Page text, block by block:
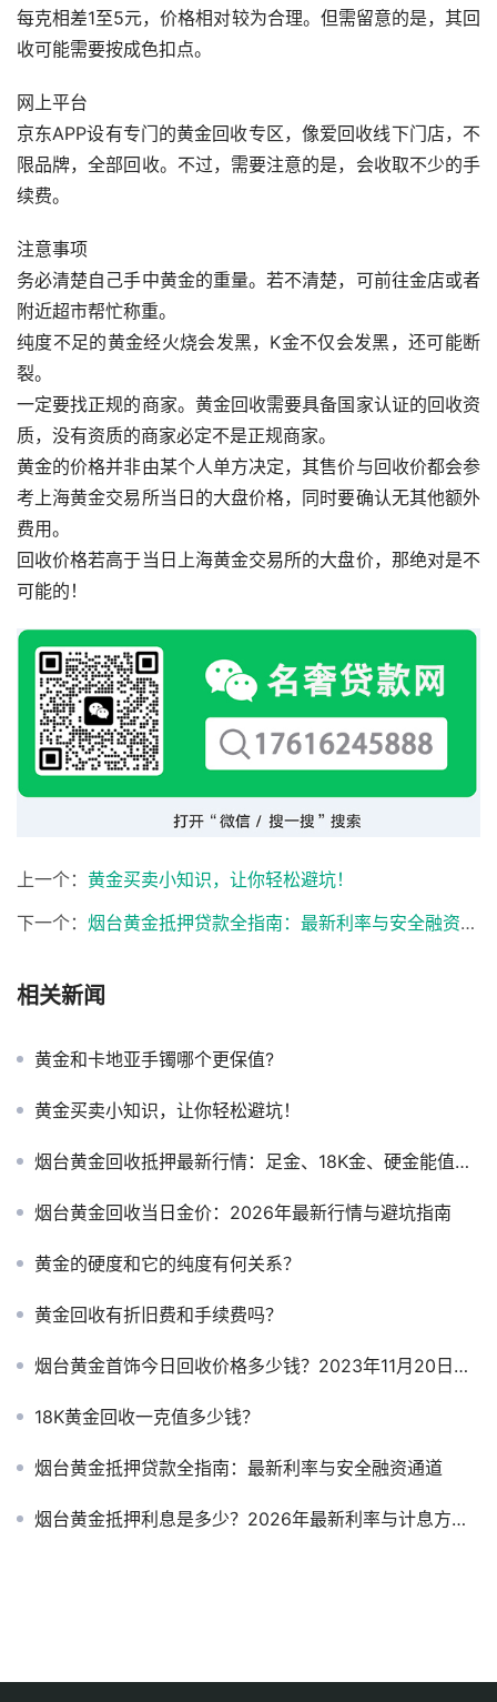
每克相差1至5元，价格相对较为合理。但需留意的是，其回
收可能需要按成色扣点。
网上平台
京东APP设有专门的黄金回收专区，像爱回收线下门店，不
限品牌，全部回收。不过，需要注意的是，会收取不少的手
续费。
注意事项
务必清楚自己手中黄金的重量。若不清楚，可前往金店或者
附近超市帮忙称重。
纯度不足的黄金经火烧会发黑，K金不仅会发黑，还可能断
裂。
一定要找正规的商家。黄金回收需要具备国家认证的回收资
质，没有资质的商家必定不是正规商家。
黄金的价格并非由某个人单方决定，其售价与回收价都会参
考上海黄金交易所当日的大盘价格，同时要确认无其他额外
费用。
回收价格若高于当日上海黄金交易所的大盘价，那绝对是不
可能的！
上一个： 黄金买卖小知识，让你轻松避坑！
下一个： 烟台黄金抵押贷款全指南：最新利率与安全融资通道
相关新闻
黄金和卡地亚手镯哪个更保值?
黄金买卖小知识，让你轻松避坑！
烟台黄金回收抵押最新行情：足金、18K金、硬金能值多少钱？
烟台黄金回收当日金价：2026年最新行情与避坑指南
黄金的硬度和它的纯度有何关系？
黄金回收有折旧费和手续费吗？
烟台黄金首饰今日回收价格多少钱？2023年11月20日黄金首饰报价
18K黄金回收一克值多少钱？
烟台黄金抵押贷款全指南：最新利率与安全融资通道
烟台黄金抵押利息是多少？2026年最新利率与计息方式全解析